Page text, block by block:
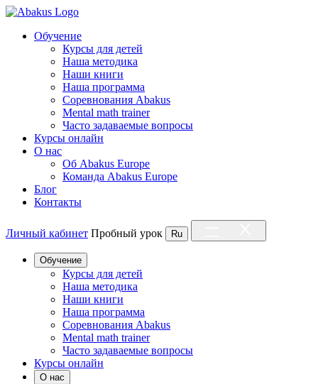
Обучение
Курсы для детей
Наша методика
Наши книги
Наша программа
Соревнования Abakus
Mental math trainer
Часто задаваемые вопросы
Курсы онлайн
О нас
Об Abakus Europe
Команда Abakus Europe
Блог
Контакты
Личный кабинет Пробный урок Ru
Обучение
Курсы для детей
Наша методика
Наши книги
Наша программа
Соревнования Abakus
Mental math trainer
Часто задаваемые вопросы
Курсы онлайн
О нас